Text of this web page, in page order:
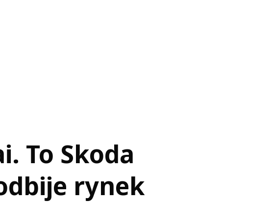
To Skoda
rynek